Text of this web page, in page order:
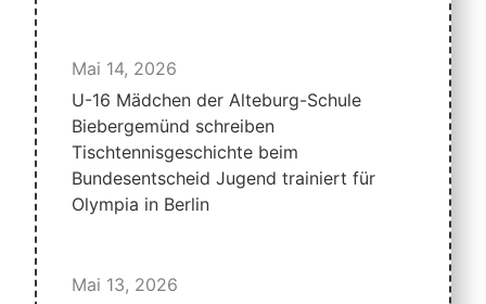
Mai 14, 2026
U-16 Mädchen der Alteburg-Schule
Biebergemünd schreiben
Tischtennisgeschichte beim
Bundesentscheid Jugend trainiert für
Olympia in Berlin
Mai 13, 2026